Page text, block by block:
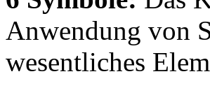
Anwendung von
wesentliches